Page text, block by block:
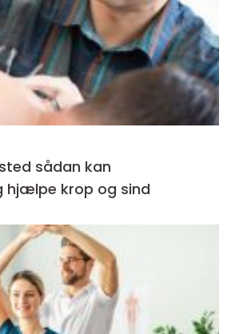
kan
hjælpe krop og sind